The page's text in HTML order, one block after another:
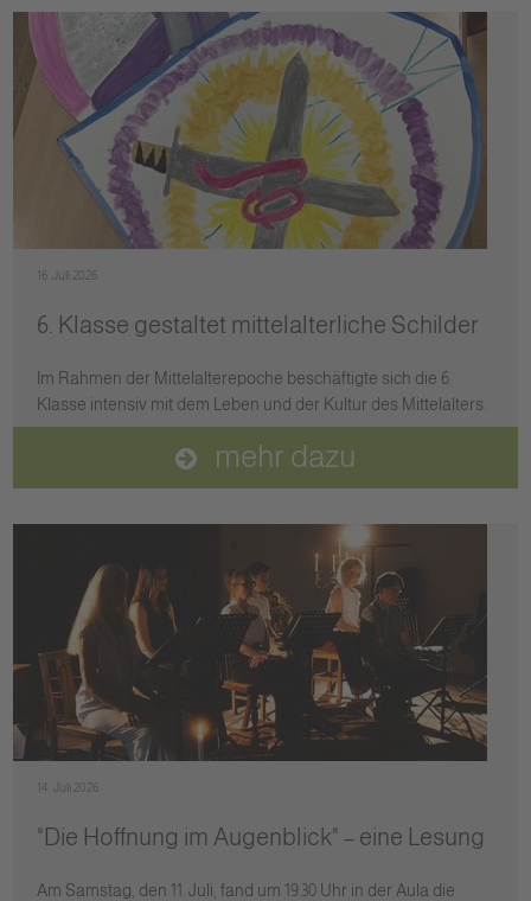
16. Juli 2026
6. Klasse gestaltet mittelalterliche Schilder
Im Rahmen der Mittelalterepoche beschäftigte sich die 6.
Klasse intensiv mit dem Leben und der Kultur des Mittelalters.
mehr dazu
14. Juli 2026
"Die Hoffnung im Augenblick" – eine Lesung
Am Samstag, den 11. Juli, fand um 19.30 Uhr in der Aula die